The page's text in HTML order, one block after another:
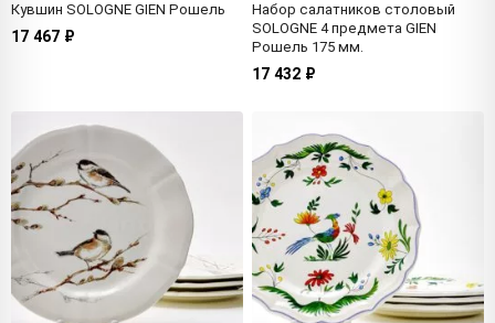
Кувшин SOLOGNE GIEN Рошель
17 467 ₽
Набор салатников столовый
SOLOGNE 4 предмета GIEN
Рошель 175 мм.
17 432 ₽